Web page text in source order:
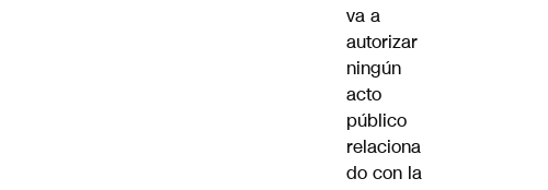
va a
autorizar
ningún
acto
público
relaciona
do con la